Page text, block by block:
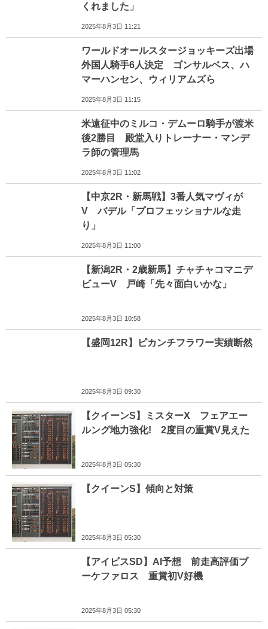
くれました」
2025年8月3日 11:21
ワールドオールスタージョッキーズ出場
外国人騎手6人決定 ゴンサルベス、ハ
マーハンセン、ウィリアムズら
2025年8月3日 11:15
米遠征中のミルコ・デムーロ騎手が渡米
後2勝目 殿堂入りトレーナー・マンデ
ラ師の管理馬
2025年8月3日 11:02
【中京2R・新馬戦】3番人気マヴィが
V バデル「プロフェッショナルな走
り」
2025年8月3日 11:00
【新潟2R・2歳新馬】チャチャコマニデ
ビューV 戸崎「先々面白いかな」
2025年8月3日 10:58
【盛岡12R】ピカンチフラワー実績断然
2025年8月3日 09:30
【クイーンS】ミスターX フェアエー
ルング地力強化! 2度目の重賞V見えた
2025年8月3日 05:30
【クイーンS】傾向と対策
2025年8月3日 05:30
【アイビスSD】AI予想 前走高評価ブ
ーケファロス 重賞初V好機
2025年8月3日 05:30